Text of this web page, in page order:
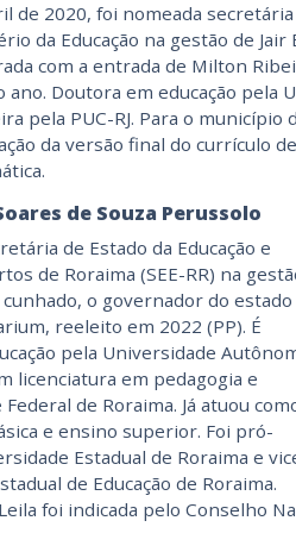
de 2020, foi nomeada secretária
da Educação na gestão de
com a entrada de Milton
ano. Doutora em educação pela
pela PUC-RJ. Para o município
da versão final do currículo
de Souza Perussolo
de Estado da Educação e
de Roraima (SEE-RR) na
o governador do estado
reeleito em 2022 (PP). É
pela Universidade
licenciatura em pedagogia e
de Roraima. Já atuou
e ensino superior. Foi pró-
Estadual de Roraima e
de Educação de Roraima.
foi indicada pelo Conselho